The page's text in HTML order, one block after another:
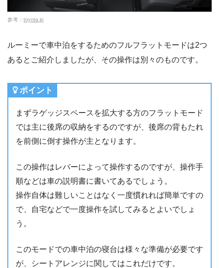
参考： toyota.jp
ルーミーで車中泊をするためのフルフラットモードは2つ
あるとご紹介しましたが、その操作は別々のものです。
ポイント
まずラゲッジスペースを拡大する方のフラットモード
では主に後席の収納をするのですが、後席の背もたれ
を前側に倒す操作が主となります。
この操作はレバーによって操作するのですが、操作手
順などは車の説明書に書いてあるでしょう。
操作自体は難しいことはなく一度慣れれば簡単ですの
で、自宅などで一度操作を試してみるとよいでしょ
う。
このモードでの車中泊の寝台は様々な準備が必要です
が、シートアレンジに関してはこれだけです。